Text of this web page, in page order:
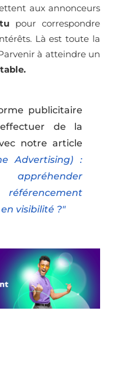
aux annonceurs
pour correspondre
Là est toute la
à atteindre un
publicitaire
de la
notre article
Advertising) :
visibilité ?"